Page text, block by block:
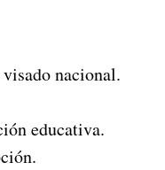
nacional.
educativa.